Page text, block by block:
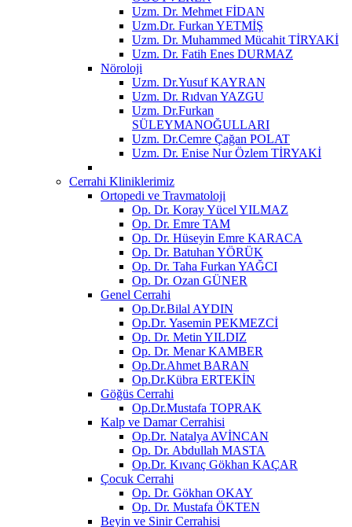
Uzm. Dr. Mehmet FİDAN
Uzm.Dr. Furkan YETMİŞ
Uzm. Dr. Muhammed Mücahit TİRYAKİ
Uzm. Dr. Fatih Enes DURMAZ
Nöroloji
Uzm. Dr.Yusuf KAYRAN
Uzm. Dr. Rıdvan YAZGU
Uzm. Dr.Furkan
SÜLEYMANOĞULLARI
Uzm. Dr.Cemre Çağan POLAT
Uzm. Dr. Enise Nur Özlem TİRYAKİ
Cerrahi Kliniklerimiz
Ortopedi ve Travmatoloji
Op. Dr. Koray Yücel YILMAZ
Op. Dr. Emre TAM
Op. Dr. Hüseyin Emre KARACA
Op. Dr. Batuhan YÖRÜK
Op. Dr. Taha Furkan YAĞCI
Op. Dr. Ozan GÜNER
Genel Cerrahi
Op.Dr.Bilal AYDIN
Op.Dr. Yasemin PEKMEZCİ
Op. Dr. Metin YILDIZ
Op. Dr. Menar KAMBER
Op.Dr.Ahmet BARAN
Op.Dr.Kübra ERTEKİN
Göğüs Cerrahi
Op.Dr.Mustafa TOPRAK
Kalp ve Damar Cerrahisi
Op.Dr. Natalya AVİNCAN
Op. Dr. Abdullah MASTA
Op.Dr. Kıvanç Gökhan KAÇAR
Çocuk Cerrahi
Op. Dr. Gökhan OKAY
Op. Dr. Mustafa ÖKTEN
Beyin ve Sinir Cerrahisi